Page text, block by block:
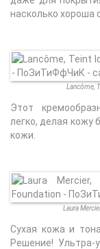
насколько хороша
Lancôme,
Этот
легко, делая кожу
кожи.
Laura
Сухая кожа и
Решение! Ультра-